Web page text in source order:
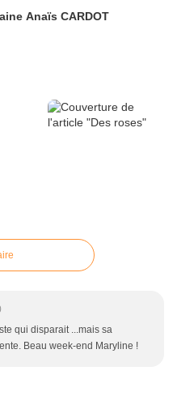
Anaïs CARDOT
qui disparait ...mais sa
Beau week-end Maryline !